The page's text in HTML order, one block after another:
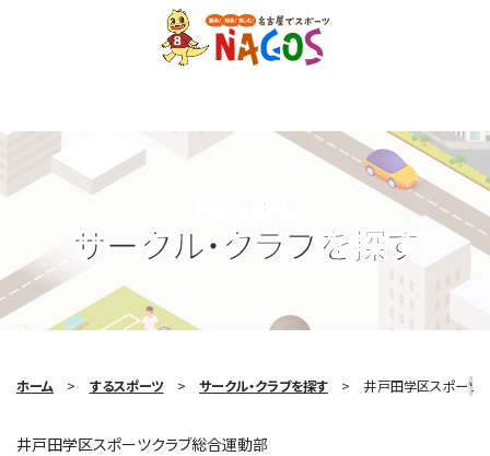
サークル・クラブを探す
Search Circle
ホーム するスポーツ サークル・クラブを探す 井戸田学区スポーツ
井戸田学区スポーツクラブ総合運動部